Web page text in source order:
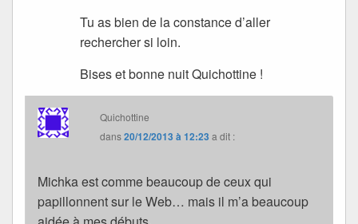
Tu as bien de la constance d’aller
rechercher si loin.
Bises et bonne nuit Quichottine !
Quichottine
dans20/12/2013 à 12:23 a dit :
Michka est comme beaucoup de ceux qui
papillonnent sur le Web… mais il m’a beaucoup